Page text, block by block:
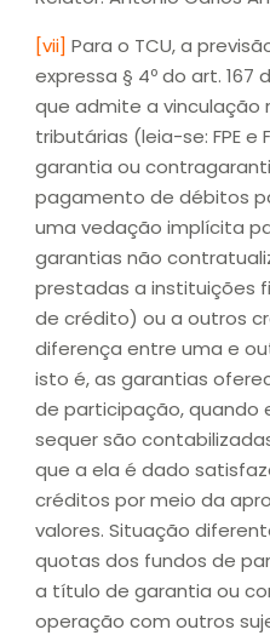
[vii] Para o TCU, a
expressa § 4º do art. 167
que admite a
tributárias (leia-se: FPE
garantia ou
pagamento de débitos
uma vedação implícita
garantias não
prestadas a instituições
de crédito) ou a outros
diferença entre uma e
isto é, as garantias
de participação, quando
sequer são
que a ela é dado
créditos por meio da
valores. Situação
quotas dos fundos de
a título de garantia ou
operação com outros